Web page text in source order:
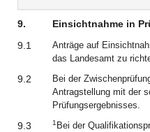
9.
Einsichtnahme in
9.1
Anträge auf
das Landesamt zu
9.2
Bei der
Antragstellung mit der
Prüfungsergebnisses.
9.3 1 Bei der